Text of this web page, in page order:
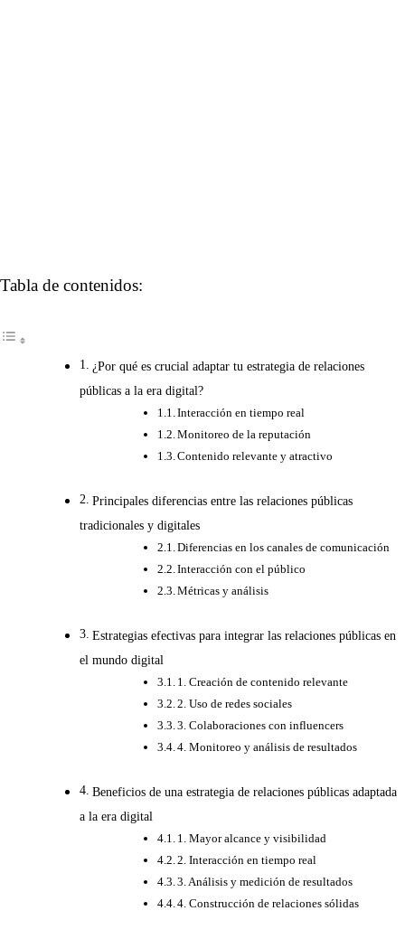
Tabla de contenidos:
¿Por qué es crucial adaptar tu estrategia de relaciones
públicas a la era digital?
Interacción en tiempo real
Monitoreo de la reputación
Contenido relevante y atractivo
Principales diferencias entre las relaciones públicas
tradicionales y digitales
Diferencias en los canales de comunicación
Interacción con el público
Métricas y análisis
Estrategias efectivas para integrar las relaciones públicas en
el mundo digital
1. Creación de contenido relevante
2. Uso de redes sociales
3. Colaboraciones con influencers
4. Monitoreo y análisis de resultados
Beneficios de una estrategia de relaciones públicas adaptada
a la era digital
1. Mayor alcance y visibilidad
2. Interacción en tiempo real
3. Análisis y medición de resultados
4. Construcción de relaciones sólidas